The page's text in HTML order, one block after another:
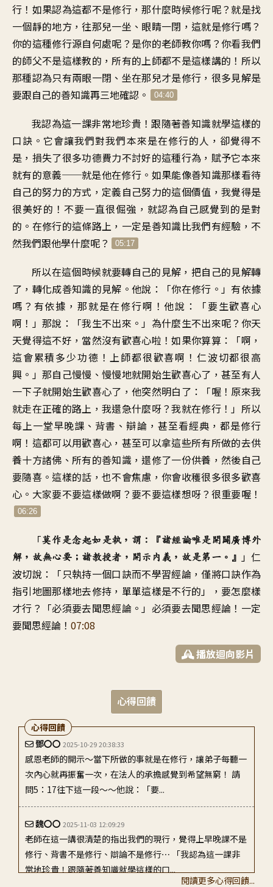
行 ！ 如果認為這都不是修行 ，那什麼時候修行呢？就是找
一個靜的地方 ，往那兒一坐、眼睛一閉 ， 這就是修行嗎？
你的這種修行源自何處呢 ？ 是你的老師教你嗎 ？你看我們
的師父不是這樣教的 ，所有的上師都不是這樣講的 ！ 所以
那種認為只有兩眼一閉 、 坐在那兒才是修行 ， 很多見解是
要跟自己的善知識再三地確認 。 04:40
我認為這一課非常地珍貴 ！跟隨著善知識就學這樣的
口訣 。 它會讓我們對我們本來是在修行的人 ， 卻覺得不
是 ， 損失了很多功德費力不討好的這種行為 ， 賦予它本來
就有的意義──就是他在修行 。 如果能像善知識那樣看待
自己的努力的方式 ， 定義自己努力的這個價值 ，我覺得是
很美好的 ！ 不要一直很倔強 ， 就認為自己感覺到的是對
的 。 在修行的這條路上 ， 一定是善知識比我們有經驗 ， 不
然我們跟他學什麼呢？ 05:17
所以在這個時候就要轉自己的見解 ， 把自己的見解轉
了 ， 轉化成善知識的見解 。他說：「你在修行 。」 有依據
嗎？有依據 ， 那就是在修行啊 ！他說：「要生歡喜心
啊 ！」那說：「我生不出來 。」 為什麼生不出來呢？ 你天
天覺得這不好 ， 當然沒有歡喜心啦 ！如果你算算 ：「啊，
這會累積多少功德 ！上師都很歡喜啊 ！ 仁波切都很高
興 。」那自己慢慢、慢慢地就開始生歡喜心了 ，甚至有人
一下子就開始生歡喜心了 ，他突然明白了 ：「喔！原來我
就走在正確的路上 ，我還急什麼呀？我就在修行 ！」 所以
每上一堂早晚課 、 背書、辯論，甚至看經典 ， 都是修行
啊 ！ 這都可以用歡喜心 ， 甚至可以拿這些所有所做的去供
養十方諸佛 、所有的善知識 ，還修了一份供養 ，然後自己
要隨喜 。 這樣的話，也不會焦慮 ，你會收穫很多很多歡喜
心 。 大家要不要這樣做啊 ？要不要這樣想呀？ 很重要喔 ！
06:26
「莫作是念起如是執 ， 謂 ：『諸經論唯是開闢廣博外
解 ， 故無心要 ； 諸教授者 ， 開示內義 ， 故是第一 。』 」仁
波切說 ：「只執持一個口訣而不學習經論 ，僅將口訣作為
指引地圖那樣地去修持 ， 單單這樣是不行的」，要怎麼樣
才行 ？「必須要去聞思經論 。」 必須要去聞思經論 ！ 一定
要聞思經論 ！ 07:08
播放迴向影片
心得回饋
鄧〇〇 2025-10-29 20:38:33
感恩老師的開示～當下所做的事就是在修行，讓弟子每聽一
次內心就再振奮一次，在法人的承擔感覺到希望無窮！ 請
問5：17往下這一段～～他說：「要...
魏〇〇 2025-11-03 12:09:29
老師在這一講很清楚的指出我們的現行，覺得上早晚課不是
修行、背書不是修行、辯論不是修行⋯ 「我認為這一課非
常地珍貴！跟隨著善知識就學這樣的口...
心得回饋
閱讀更多心得回饋...